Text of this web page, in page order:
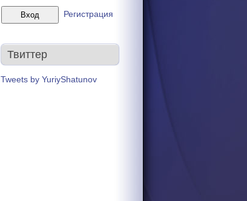
Регистрация
Твиттер
Tweets by YuriyShatunov